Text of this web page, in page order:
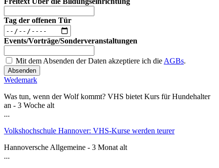
Tag der offenen Tür
Events/Vorträge/Sonderveranstaltungen
Mit dem Absenden der Daten akzeptiere ich die AGBs.
Absenden
Wedemark
Was tun, wenn der Wolf kommt? VHS bietet Kurs für Hundehalter
an - 3 Woche alt
...
Volkshochschule Hannover: VHS-Kurse werden teurer
Hannoversche Allgemeine - 3 Monat alt
...